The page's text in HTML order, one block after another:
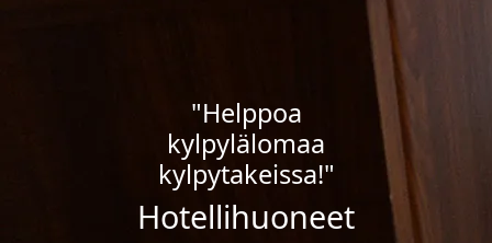
Juhlat & tilausruokailut
"Helppoa
kylpylälomaa
kylpytakeissa!"
Hotellihuoneet